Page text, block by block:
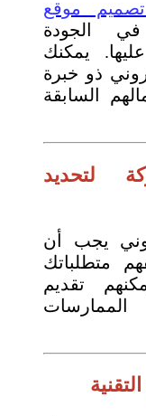
موقع
الجودة
يمكنك
ذو خبرة
السابقة
لتحديد
يجب أن
متطلباتك
تقديم